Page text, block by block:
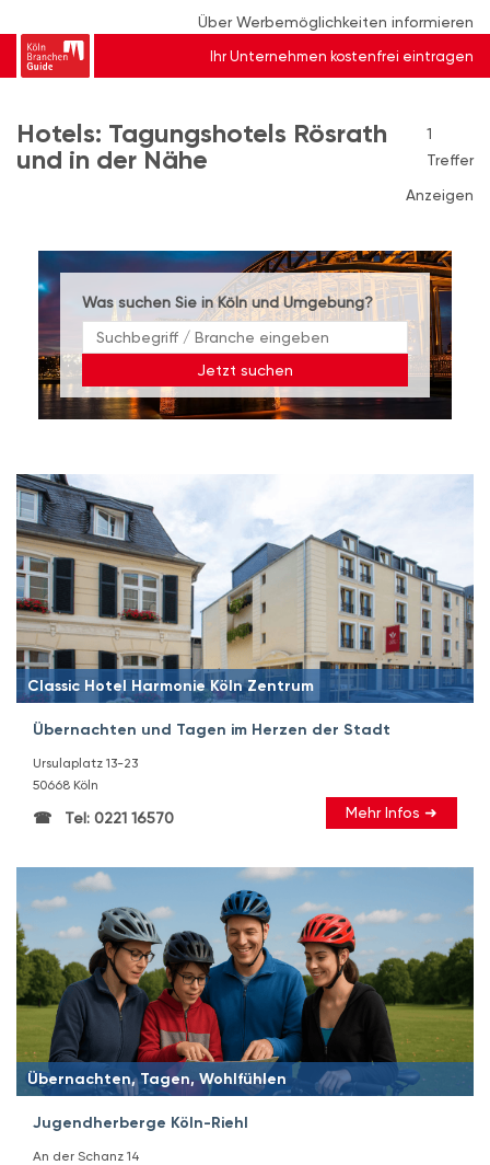
Über Werbemöglichkeiten informieren
Ihr Unternehmen kostenfrei eintragen
Hotels: Tagungshotels Rösrath
und in der Nähe
1
Treffer
Anzeigen
Was suchen Sie in Köln und Umgebung?
Jetzt suchen
Classic Hotel Harmonie Köln Zentrum
Übernachten und Tagen im Herzen der Stadt
Ursulaplatz 13-23
50668 Köln
Tel: 0221 16570 Mehr Infos ➜
Übernachten, Tagen, Wohlfühlen
Jugendherberge Köln-Riehl
An der Schanz 14